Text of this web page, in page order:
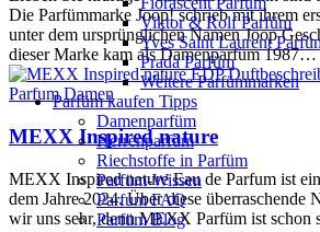
Viktor & Rolf Parfüm
Yves Saint Laurent
Prada Parfüm
Weitere Parfümmarken
Parfüm kaufen Tipps
Damenparfüm
Herrenparfüm
Riechstoffe in Parfüm
Parfüm-Wissen
Parfum FAQ
Parfüm Blog
Die Parfümmarke Joop! schrieb mit ihrem
unter dem ursprünglichen Namen Joop
dieser Marke kam als Damenparfüm 1987…
Parfum Damen
MEXX Inspired nature
MEXX Inspired nature Eau de Parfum ist
dem Jahre 2024. Über diese überraschende
wir uns sehr, denn MEXX Parfüm ist schon